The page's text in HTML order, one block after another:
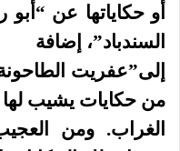
أو حكاياتها عن
السندباد”، إضافة
إلى”عفريت
من حكايات يشيب
الغراب. ومن